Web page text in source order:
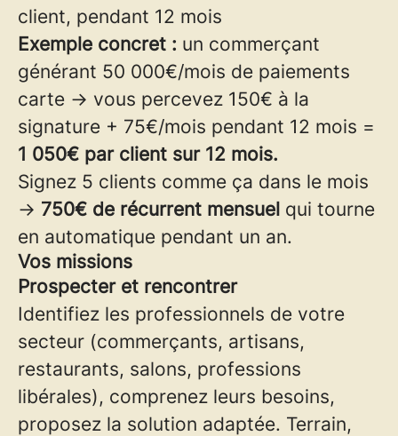
client, pendant 12 mois
Exemple concret : un commerçant
générant 50 000€/mois de paiements
carte → vous percevez 150€ à la
signature + 75€/mois pendant 12 mois =
1 050€ par client sur 12 mois.
Signez 5 clients comme ça dans le mois
→ 750€ de récurrent mensuel qui tourne
en automatique pendant un an.
Vos missions
Prospecter et rencontrer
Identifiez les professionnels de votre
secteur (commerçants, artisans,
restaurants, salons, professions
libérales), comprenez leurs besoins,
proposez la solution adaptée. Terrain,